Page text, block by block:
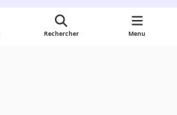
Rechercher Menu